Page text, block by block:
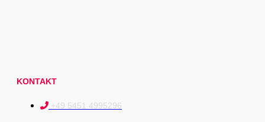
KONTAKT
+49 5451 4995296